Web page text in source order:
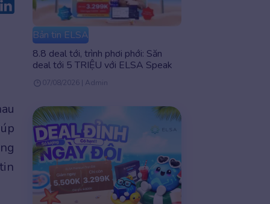
Bản tin ELSA
8.8 deal tới, trình phơi phới: Săn
deal tới 5 TRIỆU với ELSA Speak
07/08/2026 | Admin